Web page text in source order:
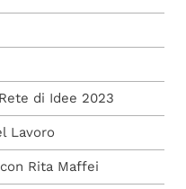
di Idee 2023
Lavoro
Rita Maffei